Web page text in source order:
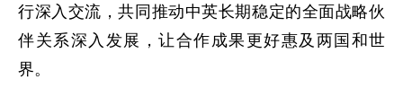
行深入交流，共同推动中英长期稳定的全面战略伙
伴关系深入发展，让合作成果更好惠及两国和世
界。